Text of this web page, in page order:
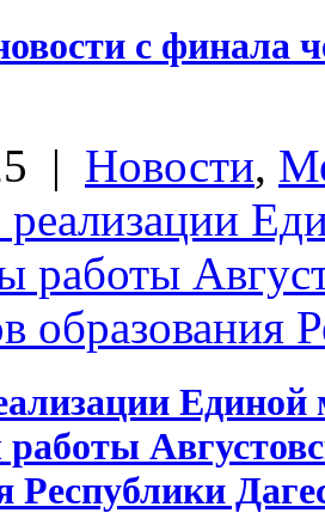
с финала
| Новости,
Республики